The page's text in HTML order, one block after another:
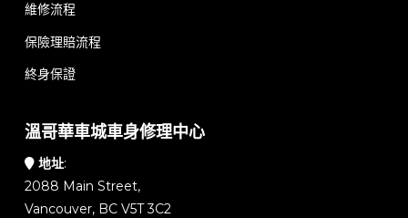
維修流程
保險理賠流程
終身保證
溫哥華車城車身修理中心
地址:
2088 Main Street,
Vancouver, BC V5T 3C2